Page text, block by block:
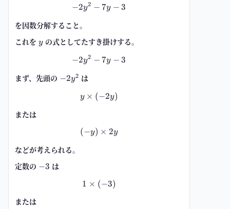
-2y^2-7y-3
−2y2 − 7y − 3
を因数分解すること。
これを y
yの式としてたすき掛けする。
-2y^2-7y-3
−2y2 − 7y − 3
まず、先頭の -2y^2
−2y2 は
y \times (-2y)
y × (−2y)
または
(-y)\times 2y
(−y) × 2y
などが考えられる。
定数の -3
−3 は
1\times (-3)
1 × (−3)
または